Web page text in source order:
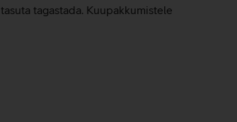
tasuta tagastada. Kuupakkumistele